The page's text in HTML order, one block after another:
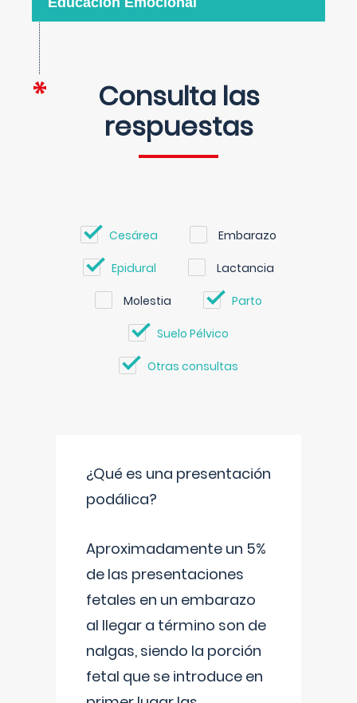
Consulta las
respuestas
Cesárea Embarazo
Epidural Lactancia
Molestia Parto
Suelo Pélvico
Otras consultas
¿Qué es una presentación
podálica?
Aproximadamente un 5%
de las presentaciones
fetales en un embarazo
al llegar a término son de
nalgas, siendo la porción
fetal que se introduce en